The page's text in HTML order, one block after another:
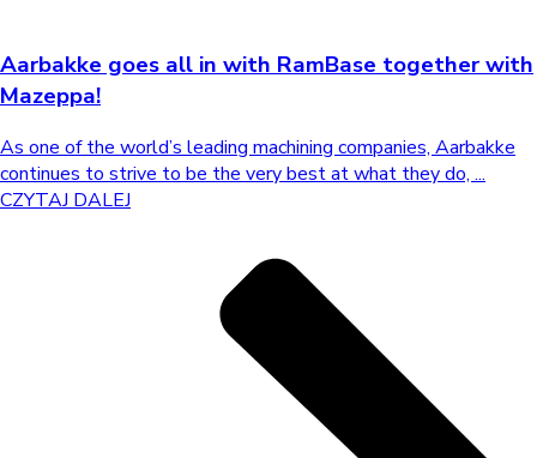
Aarbakke goes all in with RamBase together with
Mazeppa!
As one of the world’s leading machining companies, Aarbakke
continues to strive to be the very best at what they do, ...
CZYTAJ DALEJ